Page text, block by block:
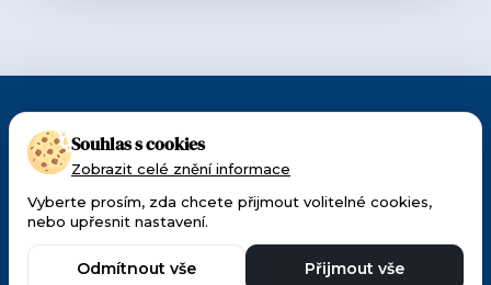
CMI působí v Česku a na Slovensku od 1990.
Patříme k předním dodavatelům techniky a
materiálu pro oftalmologii a ORL.
Weblantis Ochrana osobních
Souhlas s cookies
Zobrazit celé znění informace
Vyberte prosím, zda chcete přijmout volitelné cookies,
nebo upřesnit nastavení.
Odmítnout vše Přijmout vše